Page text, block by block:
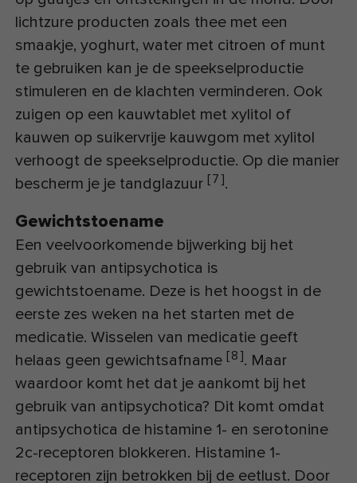
lichtzure producten zoals thee met een
smaakje, yoghurt, water met citroen of munt
te gebruiken kan je de speekselproductie
stimuleren en de klachten verminderen. Ook
zuigen op een kauwtablet met xylitol of
kauwen op suikervrije kauwgom met xylitol
verhoogt de speekselproductie. Op die manier
bescherm je je tandglazuur [7].
Gewichtstoename
Een veelvoorkomende bijwerking bij het
gebruik van antipsychotica is
gewichtstoename. Deze is het hoogst in de
eerste zes weken na het starten met de
medicatie. Wisselen van medicatie geeft
helaas geen gewichtsafname [8]. Maar
waardoor komt het dat je aankomt bij het
gebruik van antipsychotica? Dit komt omdat
antipsychotica de histamine 1- en serotonine
2c-receptoren blokkeren. Histamine 1-
receptoren zijn betrokken bij de eetlust. Door